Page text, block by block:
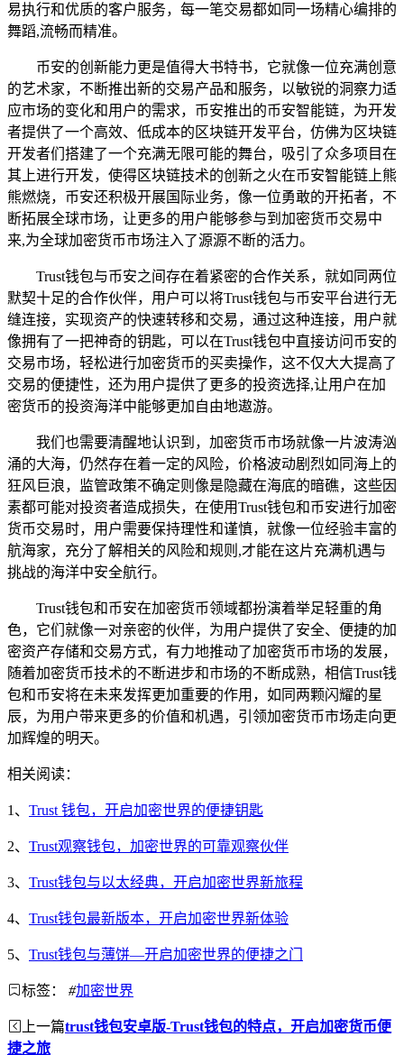
易执行和优质的客户服务，每一笔交易都如同一场精心编排的
舞蹈,流畅而精准。
币安的创新能力更是值得大书特书，它就像一位充满创意
的艺术家，不断推出新的交易产品和服务，以敏锐的洞察力适
应市场的变化和用户的需求，币安推出的币安智能链，为开发
者提供了一个高效、低成本的区块链开发平台，仿佛为区块链
开发者们搭建了一个充满无限可能的舞台，吸引了众多项目在
其上进行开发，使得区块链技术的创新之火在币安智能链上熊
熊燃烧，币安还积极开展国际业务，像一位勇敢的开拓者，不
断拓展全球市场，让更多的用户能够参与到加密货币交易中
来,为全球加密货币市场注入了源源不断的活力。
Trust钱包与币安之间存在着紧密的合作关系，就如同两位
默契十足的合作伙伴，用户可以将Trust钱包与币安平台进行无
缝连接，实现资产的快速转移和交易，通过这种连接，用户就
像拥有了一把神奇的钥匙，可以在Trust钱包中直接访问币安的
交易市场，轻松进行加密货币的买卖操作，这不仅大大提高了
交易的便捷性，还为用户提供了更多的投资选择,让用户在加
密货币的投资海洋中能够更加自由地遨游。
我们也需要清醒地认识到，加密货币市场就像一片波涛汹
涌的大海，仍然存在着一定的风险，价格波动剧烈如同海上的
狂风巨浪，监管政策不确定则像是隐藏在海底的暗礁，这些因
素都可能对投资者造成损失，在使用Trust钱包和币安进行加密
货币交易时，用户需要保持理性和谨慎，就像一位经验丰富的
航海家，充分了解相关的风险和规则,才能在这片充满机遇与
挑战的海洋中安全航行。
Trust钱包和币安在加密货币领域都扮演着举足轻重的角
色，它们就像一对亲密的伙伴，为用户提供了安全、便捷的加
密资产存储和交易方式，有力地推动了加密货币市场的发展，
随着加密货币技术的不断进步和市场的不断成熟，相信Trust钱
包和币安将在未来发挥更加重要的作用，如同两颗闪耀的星
辰，为用户带来更多的价值和机遇，引领加密货币市场走向更
加辉煌的明天。
相关阅读：
1、 Trust 钱包，开启加密世界的便捷钥匙
2、 Trust观察钱包，加密世界的可靠观察伙伴
3、 Trust钱包与以太经典，开启加密世界新旅程
4、 Trust钱包最新版本，开启加密世界新体验
5、 Trust钱包与薄饼—开启加密世界的便捷之门
标签： #加密世界
上一篇trust钱包安卓版-Trust钱包的特点，开启加密货币便
捷之旅